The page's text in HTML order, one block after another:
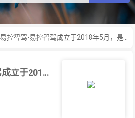
易控智驾-易控智驾成立于2018年5月，是...
易控智驾-易控智驾成立于2018年5月，是...